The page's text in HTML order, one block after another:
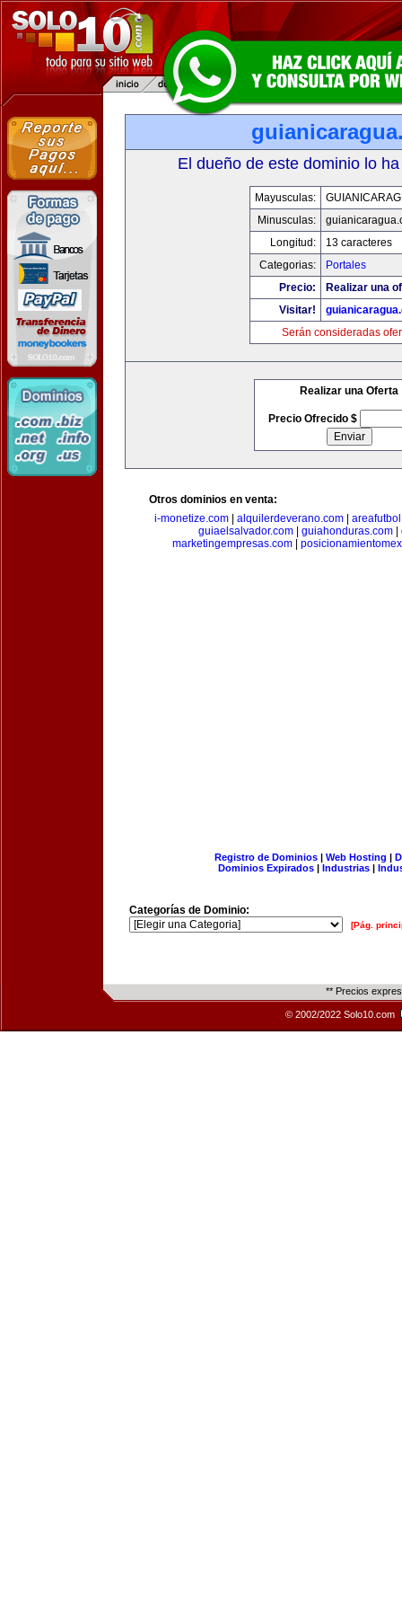
El dueño de este dominio lo
Mayusculas:
Minusculas:
Longitud:
13 caracteres
Categorias:
Portales
Precio:
Realizar una
Visitar!
Serán consideradas
Realizar una Oferta
Precio Ofrecido $
Otros dominios en venta:
i-monetize.com
alquilerdeverano.com
guiaelsalvador.com| guiahonduras.com|
marketingempresas.com
Registro de Dominios| Web Hosting |
Dominios Expirados | Industrias |
Categorías de Dominio:
[Pág.
** Precios
© 2002/2022 Solo10.com